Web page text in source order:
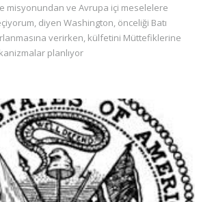
misyonundan ve Avrupa içi meselelere
diyen Washington, önceliği Batı
verirken, külfetini Müttefiklerine
planlıyor